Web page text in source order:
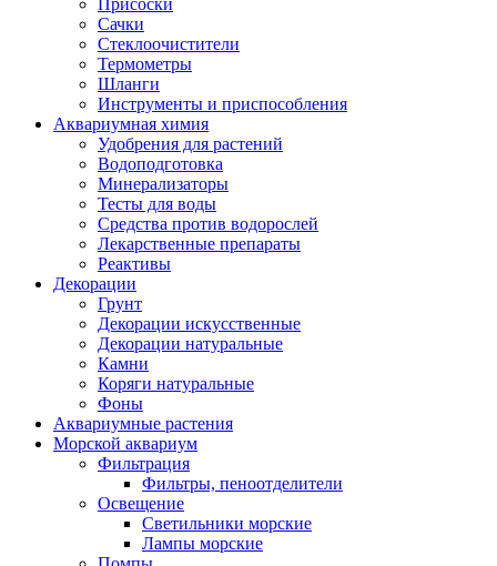
Присоски
Сачки
Стеклоочистители
Термометры
Шланги
Инструменты и приспособления
Аквариумная химия
Удобрения для растений
Водоподготовка
Минерализаторы
Тесты для воды
Средства против водорослей
Лекарственные препараты
Реактивы
Декорации
Грунт
Декорации искусственные
Декорации натуральные
Камни
Коряги натуральные
Фоны
Аквариумные растения
Морской аквариум
Фильтрация
Фильтры, пеноотделители
Освещение
Светильники морские
Лампы морские